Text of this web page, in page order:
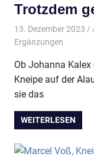
Trotzdem
13. Dezember 2023
Ergänzungen
Ob Johanna
Kneipe auf der
sie das
WEITERLESEN